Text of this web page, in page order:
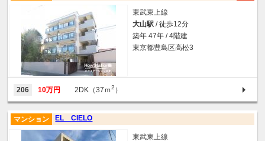
東武東上線
大山駅 / 徒歩12分
築年 47年 / 4階建
東京都豊島区高松3
206 10万円 2DK（37ｍ2 ）
EL CIELO
マンション
東武東上線